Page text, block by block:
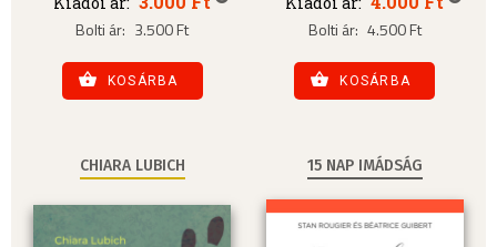
Bolti ár: 3.500 Ft
KOSÁRBA
Bolti ár: 4.500 Ft
KOSÁRBA
CHIARA LUBICH 15 NAP IMÁDSÁG